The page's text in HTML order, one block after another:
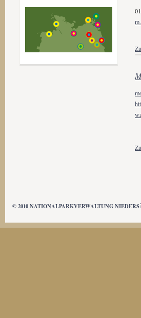
© 2010 NATIONALPARKVERWALTUNG